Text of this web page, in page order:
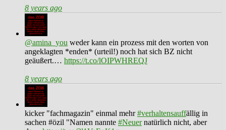
8 years ago
@amina_you weder kann ein prozess mit den worten von
angeklagten *enden* (urteil!) noch hat sich BZ nicht
geäußert.… https://t.co/lOIPWHREQJ
8 years ago
kicker "fachmagazin" einmal mehr#verhaltensauffällig in
sachen #özil "Namen nannte #Neuernatürlich nicht, aber